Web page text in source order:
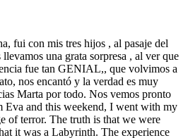
fui con mis tres hijos , al pasaje del
una grata sorpresa , al ver que
fue tan GENIAL,, que volvimos a
nos encantó y la verdad es muy
Marta por todo. Nos vemos pronto
Eva and this weekend, I went with my
of terror. The truth is that we were
it was a Labyrinth. The experience